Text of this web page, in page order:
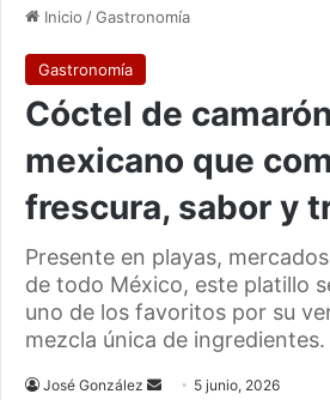
Inicio /Gastronomía
Gastronomía
Cóctel de
mexicano que
frescura, sabor y
Presente en playas,
de todo México, este platillo
uno de los favoritos por su
mezcla única de ingredientes.
José González
Send 5 junio, 2026